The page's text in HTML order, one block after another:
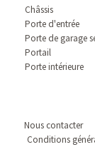
Châssis
Porte d'entrée
Porte de garage
Portail
Porte intérieure
Nous contacter
Conditions